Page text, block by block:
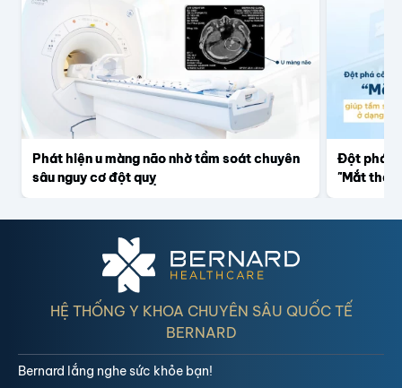
Phát hiện u màng não nhờ tầm soát chuyên
sâu nguy cơ đột quỵ
Đột phá
"Mắt
HỆ THỐNG Y KHOA CHUYÊN SÂU QUỐC TẾ
BERNARD
Bernard lắng nghe sức khỏe bạn!